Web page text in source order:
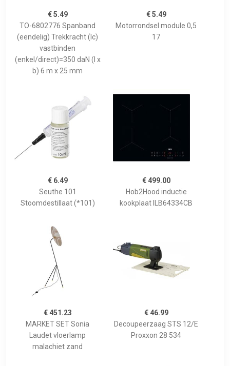
€ 5.49
TO-6802776 Spanband
(eendelig) Trekkracht (lc)
vastbinden
(enkel/direct)=350 daN (l x
b) 6 m x 25 mm
€ 5.49
Motorrondsel module 0,5
17
€ 6.49
Seuthe 101
Stoomdestillaat (*101)
€ 499.00
Hob2Hood inductie
kookplaat ILB64334CB
€ 451.23
MARKET SET Sonia
Laudet vloerlamp
malachiet zand
€ 46.99
Decoupeerzaag STS 12/E
Proxxon 28 534